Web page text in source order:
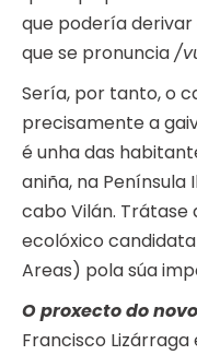
que podería
que se pronuncia/
Sería, por tanto, o
precisamente a
é unha das
aniña, na Península
cabo Vilán. Trátase
ecolóxico
Areas) pola súa
O proxecto do novo
Francisco Lizárraga